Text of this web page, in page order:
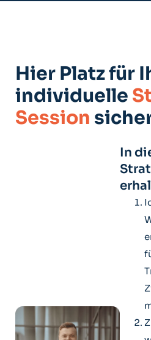
Hier Platz für
individuelle
Session
In